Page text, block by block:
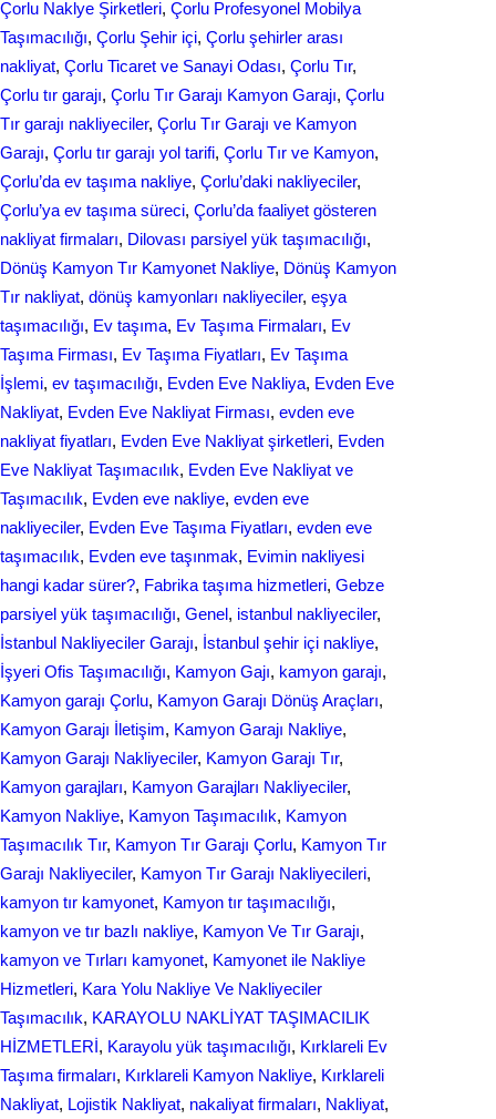
Çorlu Naklye Şirketleri, Çorlu Profesyonel Mobilya
Taşımacılığı, Çorlu Şehir içi, Çorlu şehirler arası
nakliyat, Çorlu Ticaret ve Sanayi Odası, Çorlu Tır
Çorlu tır garajı, Çorlu Tır Garajı Kamyon Garajı, Çorlu
Tır garajı nakliyeciler, Çorlu Tır Garajı ve Kamyon
Garajı, Çorlu tır garajı yol tarifi, Çorlu Tır ve Kamyon
Çorlu’da ev taşıma nakliye, Çorlu’daki nakliyeciler
Çorlu’ya ev taşıma süreci, Çorlu’da faaliyet gösteren
nakliyat firmaları, Dilovası parsiyel yük taşımacılığı
Dönüş Kamyon Tır Kamyonet Nakliye, Dönüş Kamyon
Tır nakliyat, dönüş kamyonları nakliyeciler, eşya
taşımacılığı, Ev taşıma, Ev Taşıma Firmaları, Ev
Taşıma Firması, Ev Taşıma Fiyatları, Ev Taşıma
İşlemi, ev taşımacılığı, Evden Eve Nakliya, Evden Eve
Nakliyat, Evden Eve Nakliyat Firması, evden eve
nakliyat fіyatları, Evden Eve Nakliyat şirketleri, Evden
Eve Nakliyat Taşımacılık, Evden Eve Nakliyat ve
Taşımacılık, Evden eve nakliye, evden eve
nakliyeciler, Evden Eve Taşıma Fiyatları, evden eve
taşımacılık, Evden еvе taşınmak, Evіmіn naklіyеsі
hangi kadar ѕürer?, Fabrika taşıma hizmetleri, Gebze
parsiyel yük taşımacılığı, Genel, istanbul nakliyeciler
İstanbul Nakliyeciler Garajı, İstanbul şehir içi nakliye
İşyeri Ofis Taşımacılığı, Kamyon Gajı, kamyon garajı
Kamyon garajı Çorlu, Kamyon Garajı Dönüş Araçları
Kamyon Garajı İletişim, Kamyon Garajı Nakliye
Kamyon Garajı Nakliyeciler, Kamyon Garajı Tır
Kamyon garajları, Kamyon Garajları Nakliyeciler
Kamyon Nakliye, Kamyon Taşımacılık, Kamyon
Taşımacılık Tır, Kamyon Tır Garajı Çorlu, Kamyon Tır
Garajı Nakliyeciler, Kamyon Tır Garajı Nakliyecileri
kamyon tır kamyonet, Kamyon tır taşımacılığı
kamyon ve tır bazlı nakliye, Kamyon Ve Tır Garajı
kamyon ve Tırları kamyonet, Kamyonet ile Nakliye
Hizmetleri, Kara Yolu Nakliye Ve Nakliyeciler
Taşımacılık, KARAYOLU NAKLİYAT TAŞIMACILIK
HİZMETLERİ, Karayolu yük taşımacılığı, Kırklareli Ev
Taşıma firmaları, Kırklareli Kamyon Nakliye, Kırklareli
Nakliyat, Lojistik Nakliyat, nakaliyat firmaları, Nakliyat